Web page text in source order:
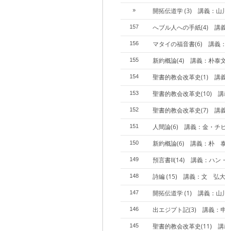
» 開拓伝道学 (3) 講義：山
157 へブル人への手紙(4) 講
156 マタイの福音書(6) 講義
155 新約概論(4) 講義：朴泰
154 聖書的教会改革史(1) 講
153 聖書的教会改革史(10)
152 聖書的教会改革史(7) 講
151 人間論(6) 講義：金・チ
150 新約概論(6) 講義：朴
149 預言書II(14) 講義：ハン
148 詩編 (15) 講義：文 弘
147 開拓伝道学 (1) 講義：山
146 出エジプト記(3) 講義
145 聖書的教会改革史(11)